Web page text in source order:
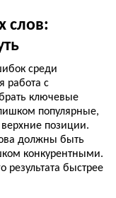
слов:
среди
работа с
ключевые
популярные,
позиции.
должны быть
конкурентными.
результата быстрее